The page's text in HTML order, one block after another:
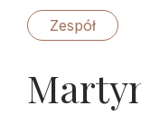
Zespół